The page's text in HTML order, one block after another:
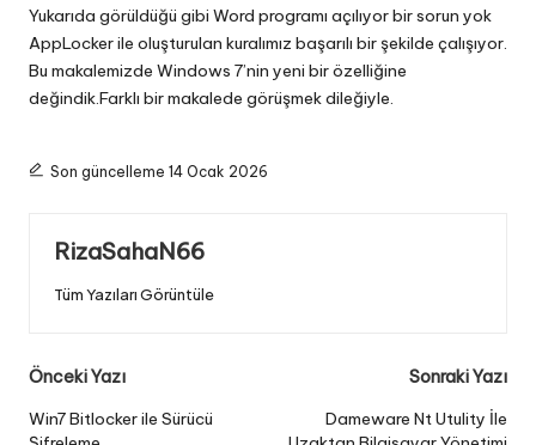
Yukarıda görüldüğü gibi Word programı açılıyor bir sorun yok
AppLocker ile oluşturulan kuralımız başarılı bir şekilde çalışıyor.
Bu makalemizde Windows 7’nin yeni bir özelliğine
değindik.Farklı bir makalede görüşmek dileğiyle.
Son güncelleme 14 Ocak 2026
RizaSahaN66
Tüm Yazıları Görüntüle
Post
navigation
Önceki Yazı
Win7 Bitlocker ile Sürücü
Sonraki Yazı
Dameware Nt Utulity İle